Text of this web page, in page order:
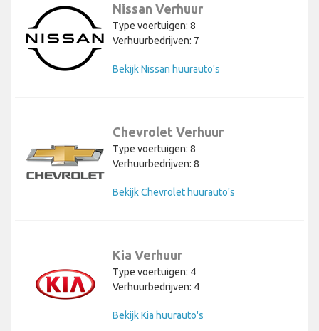
Nissan Verhuur
Type voertuigen: 8
Verhuurbedrijven: 7
Bekijk Nissan huurauto's
Chevrolet Verhuur
Type voertuigen: 8
Verhuurbedrijven: 8
Bekijk Chevrolet huurauto's
Kia Verhuur
Type voertuigen: 4
Verhuurbedrijven: 4
Bekijk Kia huurauto's